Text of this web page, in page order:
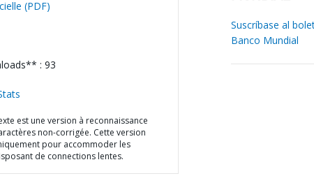
(PDF)
: 93
est une version à reconnaissance
non-corrigée. Cette version
pour accommoder les
de connections lentes.
Suscríbase al
Banco Mundial